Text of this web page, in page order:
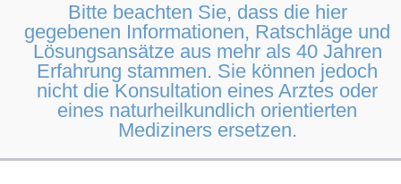
Bitte beachten Sie, dass die hier
gegebenen Informationen, Ratschläge und
Lösungsansätze aus mehr als 40 Jahren
Erfahrung stammen. Sie können jedoch
nicht die Konsultation eines Arztes oder
eines naturheilkundlich orientierten
Mediziners ersetzen.